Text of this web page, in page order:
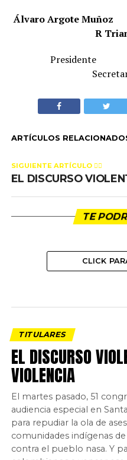
Álvaro Argote Muñoz
R
ARTÍCULOS
SIGUIENTE ARTÍCULO 👈🏻
EL DISCURSO
TE
CLICK
TITULARES
EL DISCURSO
VIOLENCIA
El martes pasado, 51
audiencia especial en
para repudiar la ola de
comunidades indígenas
contra el pueblo nasa. Y